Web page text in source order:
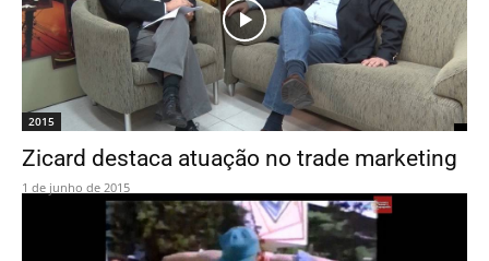
2015
Zicard destaca atuação no trade marketing
1 de junho de 2015